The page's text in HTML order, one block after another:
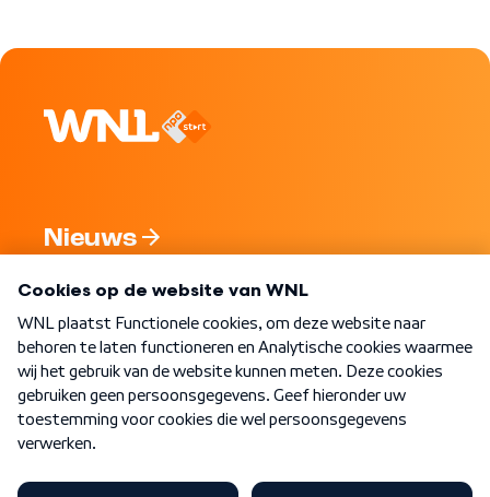
Nieuws
Nieuwsbrief
Word Lid